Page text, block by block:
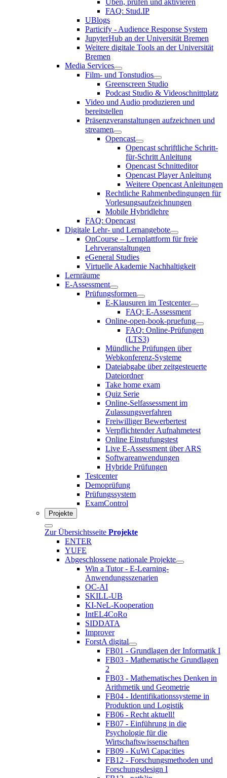
FAQ: Stud.IP
UBlogs
Particify - Audience Response System
JupyterHub an der Universität Bremen
Weitere digitale Tools an der Universität
Bremen
Media Services
Film- und Tonstudios
Greenscreen Studio
Podcast Studio & Videoschnittplatz
Video und Audio produzieren und
bereitstellen
Präsenzveranstaltungen aufzeichnen und
streamen
Opencast
Opencast schriftliche Schritt-
für-Schritt Anleitung
Opencast Schnitteditor
Opencast Player Anleitung
Weitere Opencast Anleitungen
Rechtliche Rahmenbedingungen für
Vorlesungsaufzeichnungen
Mobile Hybridlehre
FAQ: Opencast
Digitale Lehr- und Lernangebote
OnCourse – Lernplattform für freie
Lehrveranstaltungen
eGeneral Studies
Virtuelle Akademie Nachhaltigkeit
Lernräume
E-Assessment
Prüfungsformen
E-Klausuren im Testcenter
FAQ: E-Assessment
Online-open-book-pruefung
FAQ: Online-Prüfungen
(LTS3)
Mündliche Prüfungen über
Webkonferenz-Systeme
Dateiabgabe über zeitgesteuerte
Dateiordner
Take home exam
Quiz Serie
Online-Selfassessment im
Zulassungsverfahren
Freiwilliger Bewerbertest
Verpflichtender Aufnahmetest
Online Einstufungstest
Live E-Assessment über ARS
Softwareanwendungen
Hybride Prüfungen
Testcenter
Demoprüfung
Prüfungssystem
ExamControl
Projekte
Zur Übersichtsseite Projekte
ENTER
YUFE
Abgeschlossene nationale Projekte
Win a Tutor - E-Learning-
Anwendungsszenarien
OC-AI
SKILL-UB
KI-NeL-Kooperation
IntEL4CoRo
SIDDATA
Improver
ForstA digital
FB01 - Grundlagen der Informatik I
FB03 - Mathematische Grundlagen
2
FB03 - Mathematisches Denken in
Arithmetik und Geometrie
FB04 - Identifikationssysteme in
Produktion und Logistik
FB06 - Recht aktuell!
FB07 - Einführung in die
Psychologie für die
Wirtschaftswissenschaften
FB09 - KuWi Capacities
FB12 - Forschungsmethoden und
Forschungsdesign I